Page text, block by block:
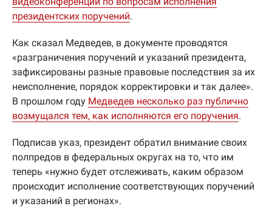
президентских поручений.
Как сказал Медведев, в документе проводятся
«разграничения поручений и указаний президента,
зафиксированы разные правовые последствия за их
неисполнение, порядок корректировки и так далее».
В прошлом году Медведев несколько раз публично
возмущался тем, как исполняются его поручения.
Подписав указ, президент обратил внимание своих
полпредов в федеральных округах на то, что им
теперь «нужно будет отслеживать, каким образом
происходит исполнение соответствующих поручений
и указаний в регионах».